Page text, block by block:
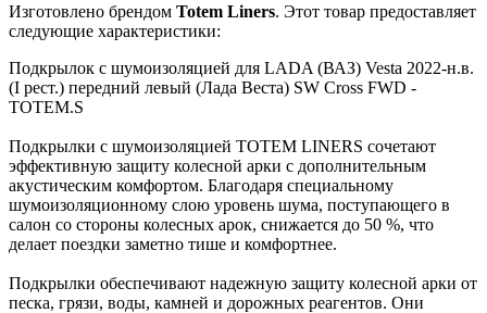
Изготовлено брендом Totem Liners. Этот товар предоставляет
следующие характеристики:
Подкрылок с шумоизоляцией для LADA (ВАЗ) Vesta 2022-н.в.
(I рест.) передний левый (Лада Веста) SW Cross FWD -
TOTEM.S
Подкрылки с шумоизоляцией TOTEM LINERS сочетают
эффективную защиту колесной арки с дополнительным
акустическим комфортом. Благодаря специальному
шумоизоляционному слою уровень шума, поступающего в
салон со стороны колесных арок, снижается до 50 %, что
делает поездки заметно тише и комфортнее.
Подкрылки обеспечивают надежную защиту колесной арки от
песка, грязи, воды, камней и дорожных реагентов. Они